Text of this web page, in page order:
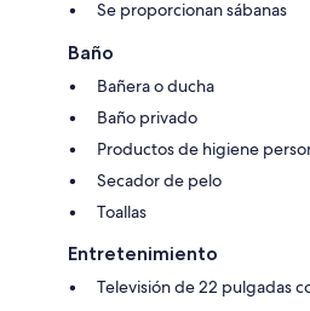
Se proporcionan sábanas
Baño
Bañera o ducha
Baño privado
Productos de higiene
Secador de pelo
Toallas
Entretenimiento
Televisión de 22 pulgadas